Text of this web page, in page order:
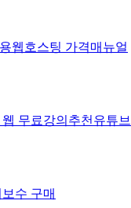
웹호스팅 가격매뉴얼
무료강의 추천유튜
수 구매